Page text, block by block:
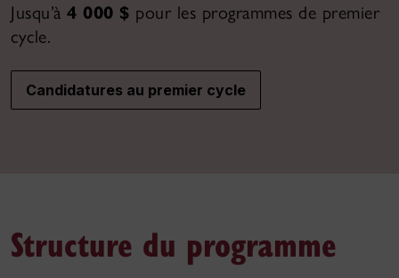
Jusqu’à 4 000 $ pour les programmes de premier
cycle.
Candidatures au premier cycle
Structure du programme